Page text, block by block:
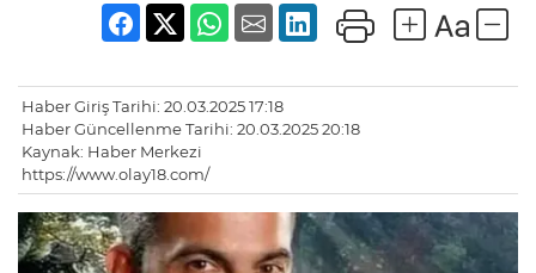
Haber Giriş Tarihi: 20.03.2025 17:18
Haber Güncellenme Tarihi: 20.03.2025 20:18
Kaynak: Haber Merkezi
https://www.olay18.com/